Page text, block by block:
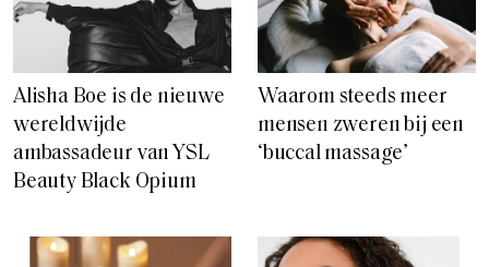
Alisha Boe is de nieuwe
wereldwijde
ambassadeur van YSL
Beauty Black Opium
Waarom steeds meer
mensen zweren bij een
‘buccal massage’